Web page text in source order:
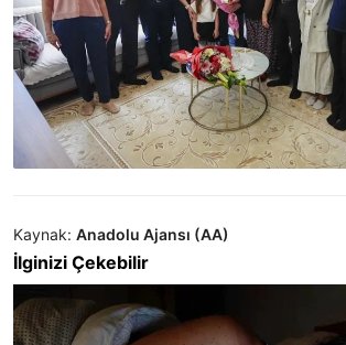
Kaynak: Anadolu Ajansı (AA)